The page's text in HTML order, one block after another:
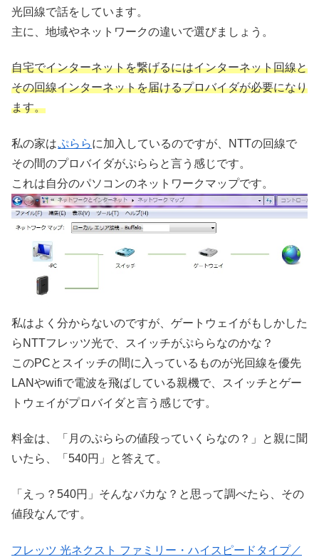
光回線で話をしています。
主に、地域やネットワークの違いで選びましょう。
自宅でインターネットを繋げるにはインターネット回線と
その回線インターネットを届けるプロバイダが必要になり
ます。
私の家はぷららに加入しているのですが、NTTの回線で
その間のプロバイダがぷららと言う感じです。
これは自分のパソコンのネットワークマップです。
私はよく分からないのですが、ゲートウェイがもしかした
らNTTフレッツ光で、スイッチがぷららなのかな？
このPCとスイッチの間に入っているものが光回線を優先
LANやwifiで電波を飛ばしている親機で、スイッチとゲー
トウェイがプロバイダと言う感じです。
料金は、「月のぷららの値段っていくらなの？」と親に聞
いたら、「540円」と答えて。
「えっ？540円」そんなバカな？と思って調べたら、その
値段なんです。
フレッツ 光ネクスト ファミリー・ハイスピードタイプ／